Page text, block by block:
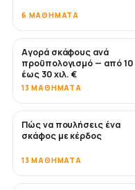
6 ΜΑΘΉΜΑΤΑ
ΣΎΝΤΟΜΑ
Αγορά σκάφους ανά
προϋπολογισμό — από 10
έως 30 χιλ. €
13 ΜΑΘΉΜΑΤΑ
ΝΈΟ
Πώς να πουλήσεις ένα
σκάφος με κέρδος
13 ΜΑΘΉΜΑΤΑ